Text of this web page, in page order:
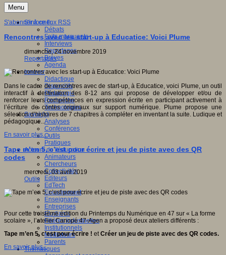
Menu
S'informer
Débats
Faits marquants
Interviews
Reportages
Brèves
Agenda
Innover
Didactique
Dispositifs
Pédagogie
Recherche
Technologies
Savoir(s)
Analyses
Conférences
Outils
Pratiques
Acteurs de l'éducation
Animateurs
Chercheurs
Collectivités
Editeurs
EdTech
Encadrement
Enseignants
Entreprises
Etudiants
Filières industrielles
Institutionnels
Médiateurs
Parents
Thématiques
S'abonner à ce flux RSS
Rencontres avec les start-up à Educatice: Voici Plume
dimanche, 24 novembre 2019
Reportages
Dans le cadre de rencontres avec de start-up, à Educatice, voici Plume, un outil
interactif à destination des 8-12 ans qui propose de développer et/ou de
renforcer leurs compétences en expression écrite en participant activement à
l’écriture de contes originaux sur support numérique. Plume propose une
sélection d’histoires de 7 chapitres à compléter en inventant la suite. Ludique et
pédagogique...
En savoir plus...
Tape m’en 5, c’est pour écrire et jeu de piste avec des QR
codes
mercredi, 03 avril 2019
Outils
Pour cette troisième édition du Printemps du Numérique en 47 sur « La forme
scolaire », l’atelier Canopé 47-Agen a proposé deux ateliers différents :
Tape m’en 5, c’est pour écrire ! etCréer un jeu de piste avec des QR codes.
En savoir plus...